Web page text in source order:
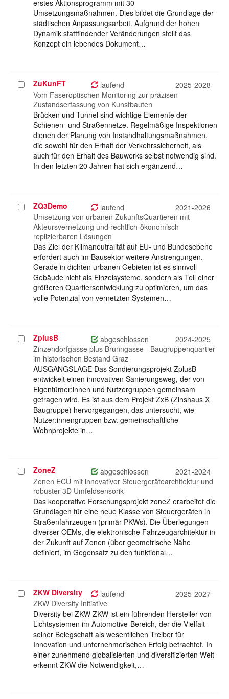
erstes Aktionsprogramm mit 30
Umsetzungsmaßnahmen. Dies bildet die Grundlage der
städtischen Anpassungsarbeit. Aufgrund der hohen
Dynamik stattfindender Veränderungen stellt das
Konzept ein lebendes Dokument…
Projekt
auswählen
ZuKunFT laufend
2025-2028
Vom Faseroptischen Monitoring zur präzisen
Zustandserfassung von Kunstbauten
Brücken und Tunnel sind wichtige Elemente der
Schienen- und Straßennetze. Regelmäßige Inspektionen
dienen der Planung von Instandhaltungsmaßnahmen,
die sowohl für den Erhalt der Verkehrssicherheit, als
auch für den Erhalt des Bauwerks selbst notwendig sind.
In den letzten 20 Jahren hat sich ergänzend…
Projekt
auswählen
ZQ3Demo laufend
2021-2026
Umsetzung von urbanen ZukunftsQuartieren mit
Akteursvernetzung und rechtlich-ökonomisch
replizierbaren Lösungen
Das Ziel der Klimaneutralität auf EU- und Bundesebene
erfordert auch im Bausektor weitere Anstrengungen.
Gerade in dichten urbanen Gebieten ist es sinnvoll
Gebäude nicht als Einzelsysteme, sondern als Teil einer
größeren Quartiersentwicklung zu optimieren, um das
volle Potenzial von vernetzten Systemen…
Projekt
auswählen
ZplusB abgeschlossen
2024-2025
Zinzendorfgasse plus Brunngasse - Baugruppenquartier
im historischen Bestand Graz
AUSGANGSLAGE Das Sondierungsprojekt ZplusB
entwickelt einen innovativen Sanierungsweg, der von
Eigentümer:innen und Nutzergruppen gemeinsam
getragen wird. Es ist aus dem Projekt ZxB (Zinshaus X
Baugruppe) hervorgegangen, das untersucht, wie
Nutzer:innengruppen bzw. gemeinschaftliche
Wohnprojekte in…
Projekt
auswählen
ZoneZ abgeschlossen
2021-2024
Zonen ECU mit innovativer Steuergerätearchitektur und
robuster 3D Umfeldsensorik
Das kooperative Forschungsprojekt zoneZ erarbeitet die
Grundlagen für eine neue Klasse von Steuergeräten in
Straßenfahrzeugen (primär PKWs). Die Überlegungen
diverser OEMs, die elektronische Fahrzeugarchitektur in
der Zukunft auf Zonen (über geometrische Nähe
definiert, im Gegensatz zu den funktional…
Projekt
auswählen
ZKW Diversity laufend
2025-2027
ZKW Diversity Initiative
Diversity bei ZKW ZKW ist ein führenden Hersteller von
Lichtsystemen im Automotive-Bereich, der die Vielfalt
seiner Belegschaft als wesentlichen Treiber für
Innovation und unternehmerischen Erfolg betrachtet. In
einer zunehmend globalisierten und diversifizierten Welt
erkennt ZKW die Notwendigkeit,…